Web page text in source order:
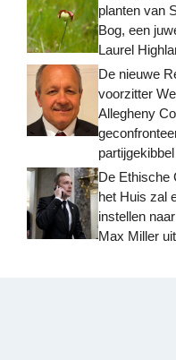
planten van
Bog, een
Laurel
De nieuwe
voorzitter
Allegheny
partijgekibbel
De Ethische
het Huis zal
instellen
Max Miller